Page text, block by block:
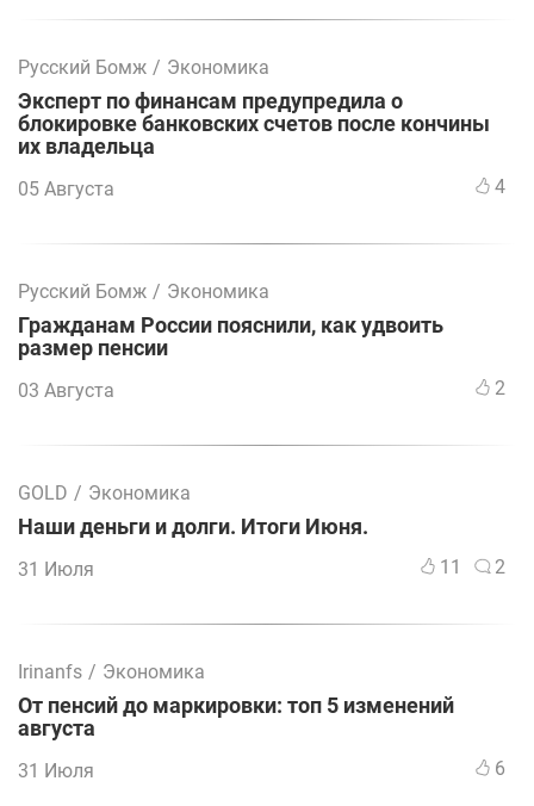
Русский Бомж / Экономика
Эксперт по финансам предупредила о
блокировке банковских счетов после кончины
их владельца
05 Августа 4
Русский Бомж / Экономика
Гражданам России пояснили, как удвоить
размер пенсии
03 Августа 2
GOLD / Экономика
Наши деньги и долги. Итоги Июня.
31 Июля 11 2
Irinanfs / Экономика
От пенсий до маркировки: топ 5 изменений
августа
31 Июля 6